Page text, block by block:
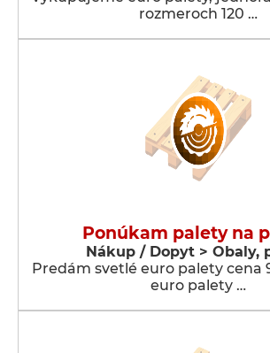
rozmeroch 120 …
Ponúkam palety na
Nákup / Dopyt > Obaly,
Predám svetlé euro palety cena
euro palety …